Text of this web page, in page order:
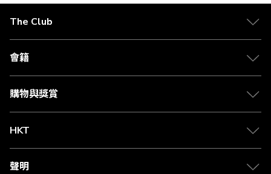
The Club
關於 The Club
合作夥伴
媒體中心
會籍
會籍及專屬禮遇
賺取積分
購物與獎賞
物流與配送
Club Shopping 商品領取站
常見問題
HKT
csl.
1010
聲明